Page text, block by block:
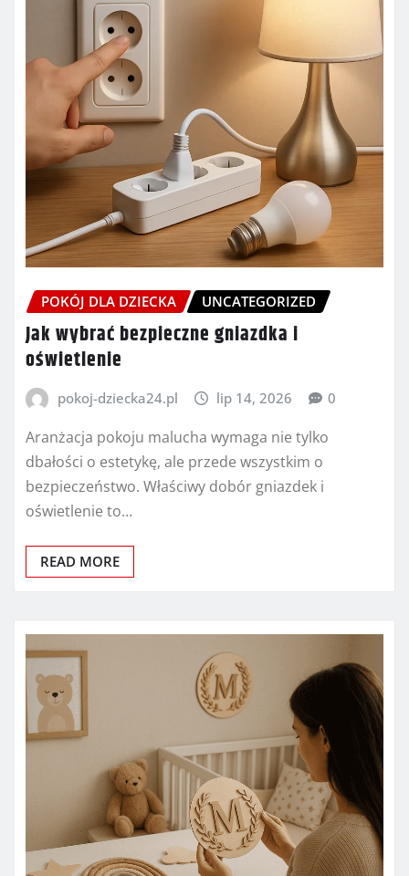
POKÓJ DLA DZIECKA UNCATEGORIZED
Jak wybrać bezpieczne gniazdka i
oświetlenie
pokoj-dziecka24.pl lip 14, 2026 0
Aranżacja pokoju malucha wymaga nie tylko
dbałości o estetykę, ale przede wszystkim o
bezpieczeństwo. Właściwy dobór gniazdek i
oświetlenie to…
READ MORE